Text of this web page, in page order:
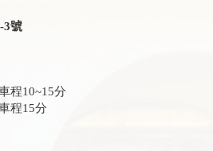
3號
程10~15分
程15分